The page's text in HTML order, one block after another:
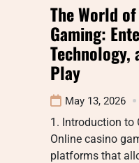
The World
Gaming:
Technology,
Play
May 13, 2026
1. Introduction to
Online casino
platforms that